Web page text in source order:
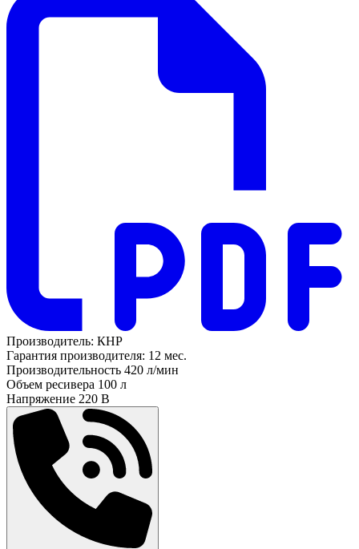
Производитель: КНР
Гарантия производителя: 12 мес.
Производительность 420 л/мин
Объем ресивера 100 л
Напряжение 220 В